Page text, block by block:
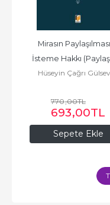
Sepete Ekle
Mirasın
İsteme Hakkı
Davası)
Hüseyin Çağrı
770,00TL
693,00TL